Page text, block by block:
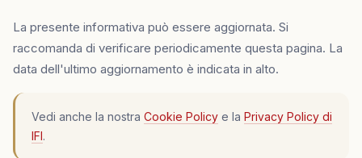
La presente informativa può essere aggiornata. Si
raccomanda di verificare periodicamente questa pagina. La
data dell'ultimo aggiornamento è indicata in alto.
Vedi anche la nostra Cookie Policy e la Privacy Policy di
IFI.